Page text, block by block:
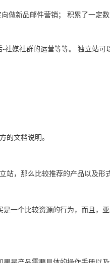
做新品邮件营销； 积累了一定
媒社群的运营等等。 独立站可
的文档说明。
，那么比较推荐的产品以及形
一个比较资源的行为，而且，